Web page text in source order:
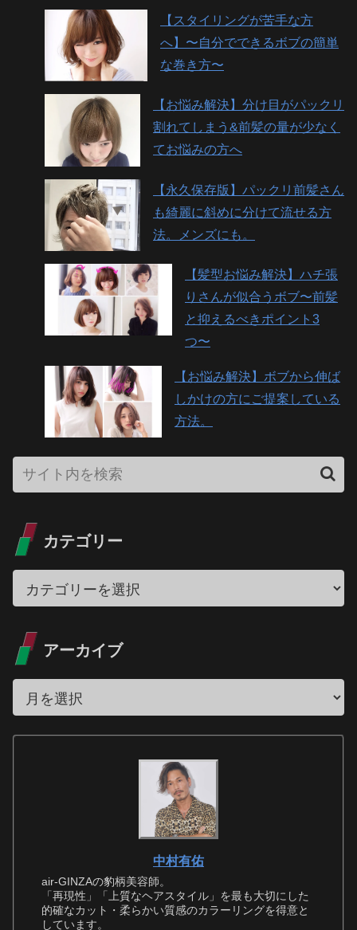
【スタイリングが苦手な方
へ】〜自分でできるボブの簡単
な巻き方〜
【お悩み解決】分け目がパックリ
割れてしまう&前髪の量が少なく
てお悩みの方へ
【永久保存版】パックリ前髪さん
も綺麗に斜めに分けて流せる方
法。メンズにも。
【髪型お悩み解決】ハチ張
りさんが似合うボブ〜前髪
と抑えるべきポイント3
つ〜
【お悩み解決】ボブから伸ば
しかけの方にご提案している
方法。
カテゴリー
アーカイブ
中村有佑
air-GINZAの豹柄美容師。
「再現性」「上質なヘアスタイル」を最も大切にした
的確なカット・柔らかい質感のカラーリングを得意と
しています。